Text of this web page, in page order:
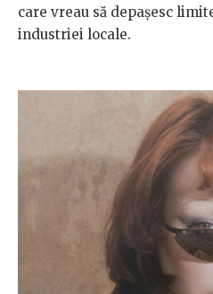
care vreau să depașesc
industriei locale.